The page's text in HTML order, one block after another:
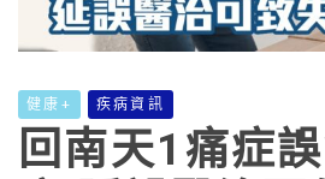
健康+ 疾病資訊
回南天1痛症